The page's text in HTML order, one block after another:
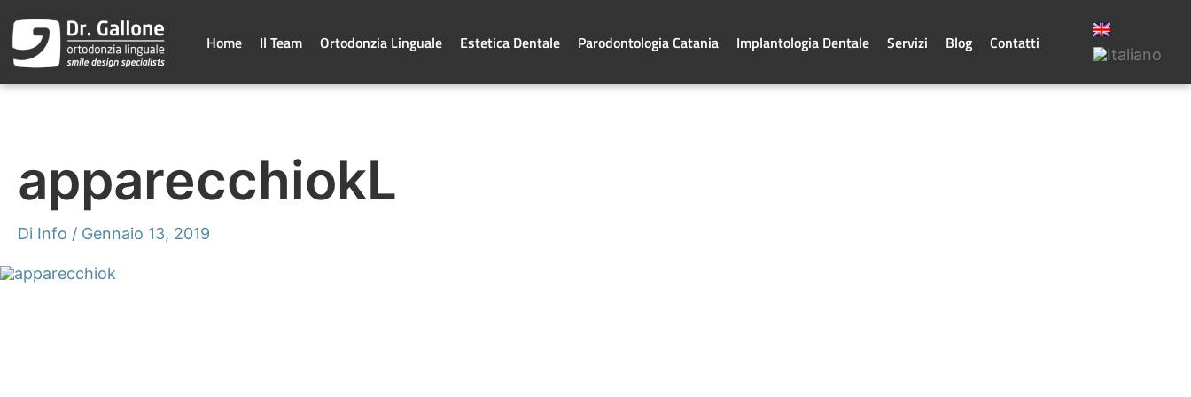
contenuto
Home Il Team Ortodonzia Linguale Estetica Dentale Parodontologia Catania Implantologia Dentale Servizi Blog Contatti
apparecchiokL
Di Info / Gennaio 13, 2019